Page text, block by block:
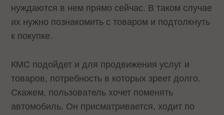
нуждаются в нем прямо сейчас. В таком случае
их нужно познакомить с товаром и подтолкнуть
к покупке.
КМС подойдет и для продвижения услуг и
товаров, потребность в которых зреет долго.
Скажем, пользователь хочет поменять
автомобиль. Он присматривается, ходит по